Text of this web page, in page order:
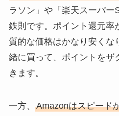
ラソン」や「楽天スーパー
鉄則です。ポイント還元率
質的な価格はかなり安くな
緒に買って、ポイントをザ
きます。
一方、 Amazonはスピード